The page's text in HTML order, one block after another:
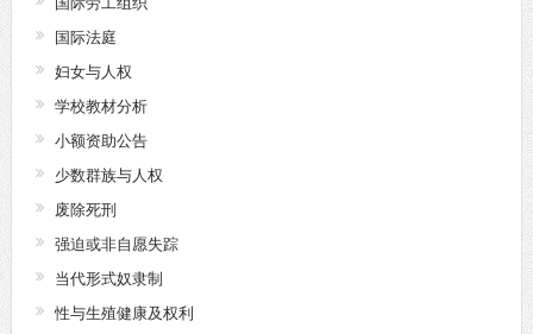
国际法庭
妇女与人权
学校教材分析
小额资助公告
少数群族与人权
废除死刑
强迫或非自愿失踪
当代形式奴隶制
性与生殖健康及权利